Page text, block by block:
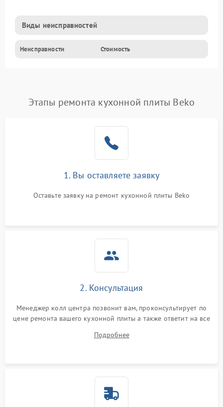
Виды неисправностей
Неисправности Стоимость
Этапы ремонта кухонной плиты Beko
1. Вы оставляете заявку
Оставьте заявку на ремонт кухонной плиты Beko
2. Консультация
Менеджер колл центра позвонит вам, проконсультирует по
цене ремонта вашего кухонной плиты а также ответит на все
Подробнее